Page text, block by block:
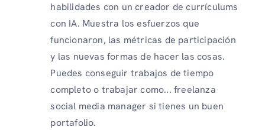
habilidades con un creador de currículums
con IA. Muestra los esfuerzos que
funcionaron, las métricas de participación
y las nuevas formas de hacer las cosas.
Puedes conseguir trabajos de tiempo
completo o trabajar como... freelanza
social media manager si tienes un buen
portafolio.